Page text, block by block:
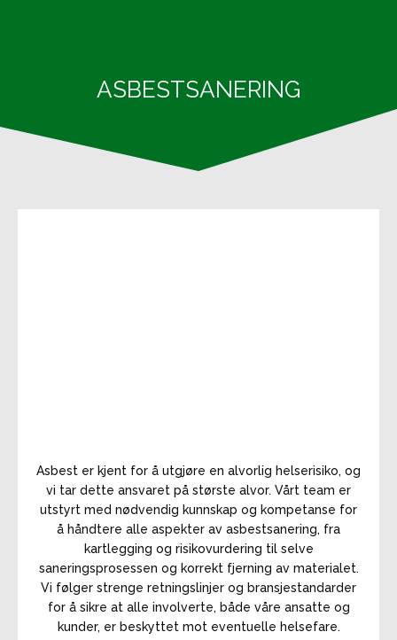
ASBESTSANERING
Asbest er kjent for å utgjøre en alvorlig helserisiko, og
vi tar dette ansvaret på største alvor. Vårt team er
utstyrt med nødvendig kunnskap og kompetanse for
å håndtere alle aspekter av asbestsanering, fra
kartlegging og risikovurdering til selve
saneringsprosessen og korrekt fjerning av materialet.
Vi følger strenge retningslinjer og bransjestandarder
for å sikre at alle involverte, både våre ansatte og
kunder, er beskyttet mot eventuelle helsefare.